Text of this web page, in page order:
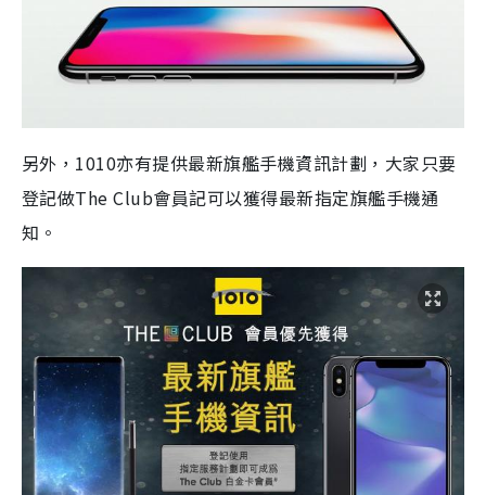
另外，1010亦有提供最新旗艦手機資訊計劃，大家只要
登記做The Club會員記可以獲得最新指定旗艦手機通
知。